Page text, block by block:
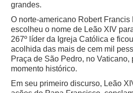
grandes.
O norte-americano Robert Francis
escolheu o nome de Leão XIV
267º líder da Igreja Católica e
acolhida das mais de cem mil
Praça de São Pedro, no
momento histórico.
Em seu primeiro discurso, Leão